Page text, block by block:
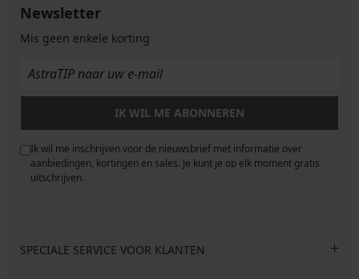
Newsletter
Mis geen enkele korting
IK WIL ME ABONNEREN
Ik wil me inschrijven voor de nieuwsbrief met informatie over
aanbiedingen, kortingen en sales. Je kunt je op elk moment gratis
uitschrijven.
SPECIALE SERVICE VOOR KLANTEN